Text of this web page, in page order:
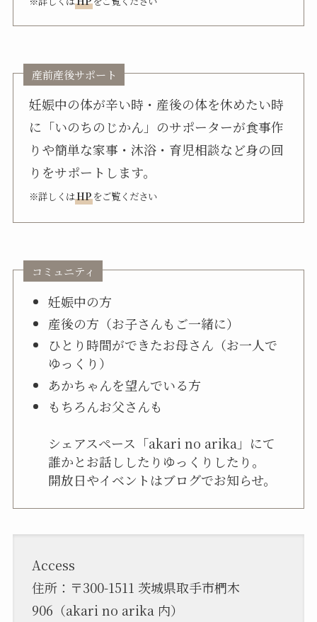
産前産後サポート
妊娠中の体が辛い時・産後の体を休めたい時
に「いのちのじかん」のサポーターが食事作
りや簡単な家事・沐浴・育児相談など身の回
りをサポートします。
※詳しくはHPをご覧ください
コミュニティ
妊娠中の方
産後の方（お子さんもご一緒に）
ひとり時間ができたお母さん（お一人で
ゆっくり）
あかちゃんを望んでいる方
もちろんお父さんも
シェアスペース「akari no arika」にて
誰かとお話ししたりゆっくりしたり。
開放日やイベントはブログでお知らせ。
Access
住所：〒300-1511 茨城県取手市椚木
906（akari no arika 内）